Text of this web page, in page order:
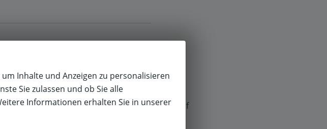
wieder!!
Inhalte und Anzeigen zu personalisieren
Sie zulassen und ob Sie alle
Informationen erhalten Sie in unserer
f